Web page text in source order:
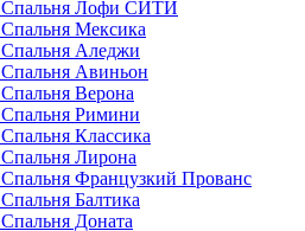
Спальня Лофи СИТИ
Спальня Мексика
Спальня Аледжи
Спальня Авиньон
Спальня Верона
Спальня Римини
Спальня Классика
Спальня Лирона
Спальня Французкий Прованс
Спальня Балтика
Спальня Доната